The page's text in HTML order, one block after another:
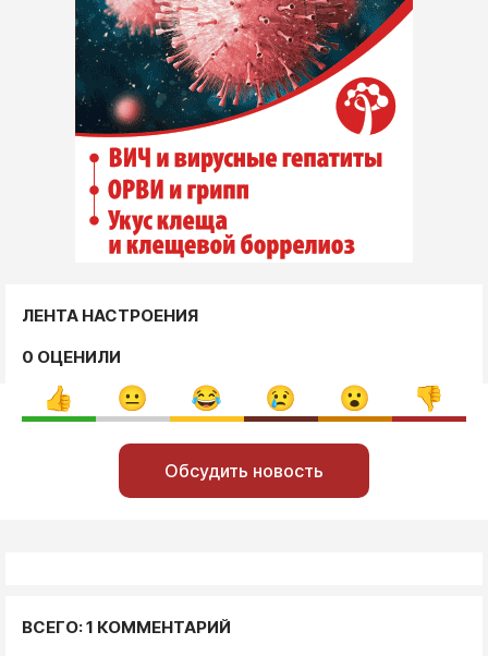
ЛЕНТА НАСТРОЕНИЯ
0 ОЦЕНИЛИ
Обсудить новость
ВСЕГО: 1 КОММЕНТАРИЙ